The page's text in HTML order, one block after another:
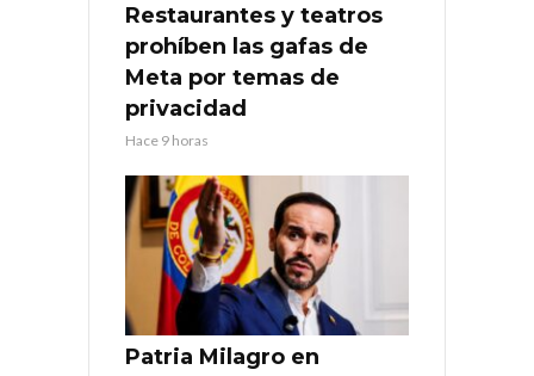
Restaurantes y teatros
prohíben las gafas de
Meta por temas de
privacidad
Hace 9 horas
Patria Milagro en